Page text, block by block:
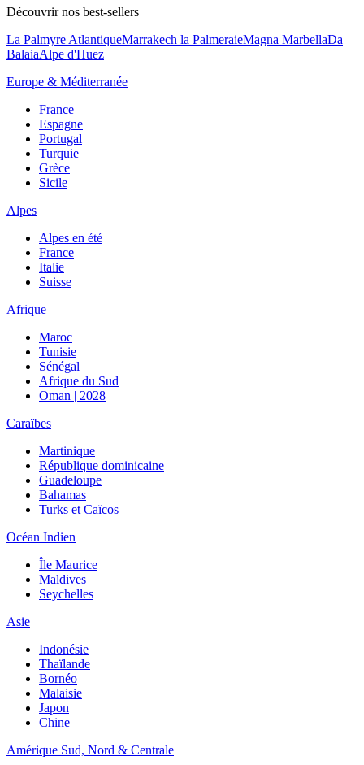
Découvrir nos best-sellers
La Palmyre AtlantiqueMarrakech la PalmeraieMagna MarbellaDa
BalaiaAlpe d'Huez
Europe & Méditerranée
France
Espagne
Portugal
Turquie
Grèce
Sicile
Alpes
Alpes en été
France
Italie
Suisse
Afrique
Maroc
Tunisie
Sénégal
Afrique du Sud
Oman | 2028
Caraïbes
Martinique
République dominicaine
Guadeloupe
Bahamas
Turks et Caïcos
Océan Indien
Île Maurice
Maldives
Seychelles
Asie
Indonésie
Thaïlande
Bornéo
Malaisie
Japon
Chine
Amérique Sud, Nord & Centrale